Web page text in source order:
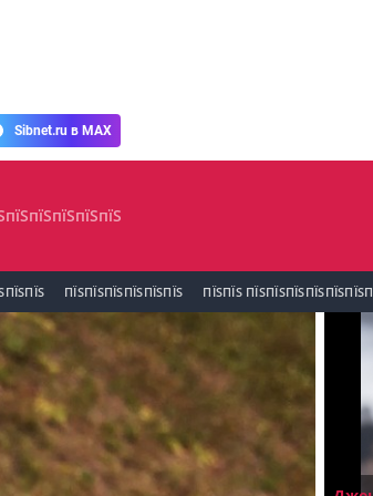
Sibnet.ru в MAX
ПЇЅПЇЅПЇЅПЇЅПЇЅПЇЅ ПЇЅПЇЅ